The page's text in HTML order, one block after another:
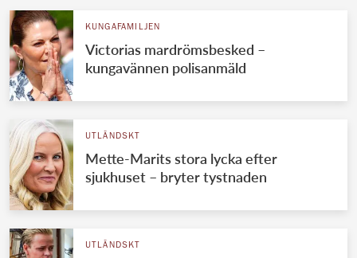
KUNGAFAMILJEN
Victorias mardrömsbesked –
kungavännen polisanmäld
UTLÄNDSKT
Mette-Marits stora lycka efter
sjukhuset – bryter tystnaden
UTLÄNDSKT